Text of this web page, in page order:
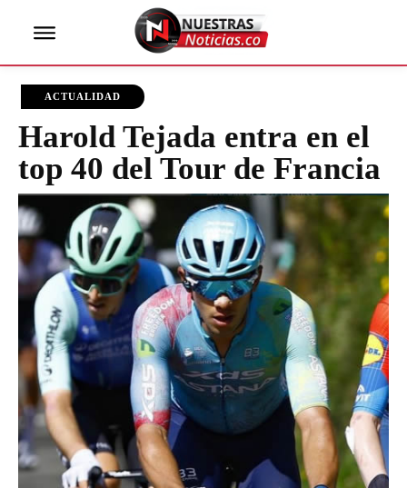
ACTUALIDAD
Harold Tejada entra en el
top 40 del Tour de Francia